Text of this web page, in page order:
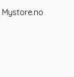
Mystore.no